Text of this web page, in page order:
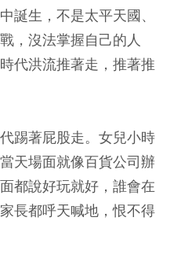
誕生，不是太平天國、
，沒法掌握自己的人
代洪流推著走，推著推
踢著屁股走。女兒小時
天場面就像百貨公司辦
都說好玩就好，誰會在
長都呼天喊地，恨不得